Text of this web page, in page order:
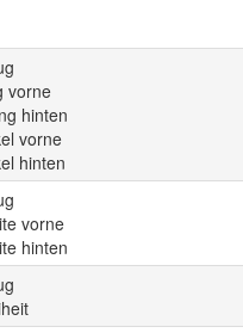
vorne
hinten
vorne
hinten
vorne
hinten